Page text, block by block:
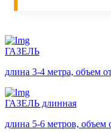
ГАЗЕЛЬ
длина 3-4 метра, объем
ГАЗЕЛЬ длинная
длина 5-6 метров, объем